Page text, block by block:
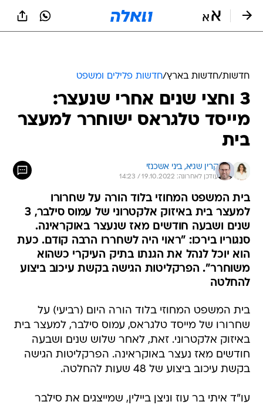
חדשות/חדשות בארץ/חדשות פלילים ומשפט
3 וחצי שנים אחרי שנעצר:
מייסד טלגראס ישוחרר למעצר
בית
קרין שגיא, ביני אשכנזי
עודכן לאחרונה: 19.10.2022 / 14:23
בית המשפט המחוזי בלוד הורה על שחרורו
למעצר בית באיזוק אלקטרוני של עמוס סילבר, 3
שנים ושבעה חודשים מאז שנעצר באוקראינה.
סנגוריו בירכו: "ראוי היה לשחררו הרבה קודם. כעת
הוא יוכל לנהל את הגנתו בתיק העיקרי כשהוא
משוחרר". הפרקליטות הגישה בקשת עיכוב ביצוע
להחלטה
בית המשפט המחוזי בלוד הורה היום (רביעי) על
שחרורו של מייסד טלגראס, עמוס סילבר, למעצר בית
באיזוק אלקטרוני. זאת, לאחר שלוש שנים ושבעה
חודשים מאז נעצר באוקראינה. הפרקליטות הגישה
בקשת עיכוב ביצוע של 48 שעות להחלטה.
עו"ד איתי בר עוז וניצן ביילין, שמייצגים את סילבר